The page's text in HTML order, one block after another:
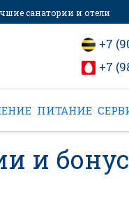
санатории и отели
+7
+7
ПИТАНИЕ
и